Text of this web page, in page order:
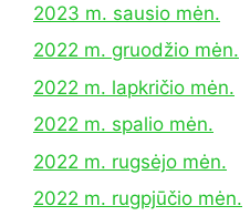
2023 m. sausio mėn.
2022 m. gruodžio mėn.
2022 m. lapkričio mėn.
2022 m. spalio mėn.
2022 m. rugsėjo mėn.
2022 m. rugpjūčio mėn.